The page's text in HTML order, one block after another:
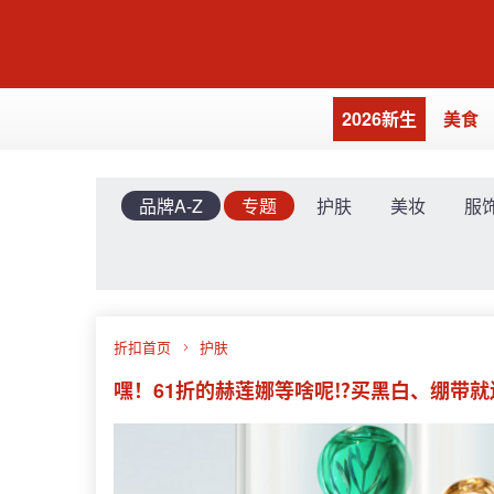
2026新生 美食
品牌A-Z 专题 护肤 美妆 服
折扣首页 护肤
嘿！61折的赫莲娜等啥呢⁉️买黑白、绷带